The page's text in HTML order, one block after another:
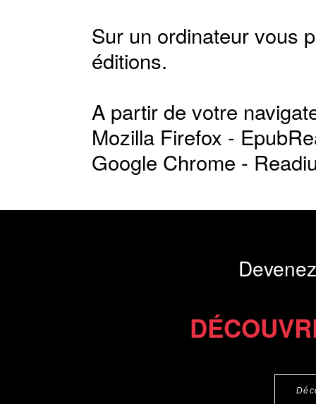
Sur un ordinateur vous
éditions.
A partir de votre
Mozilla Firefox -
Google Chrome -